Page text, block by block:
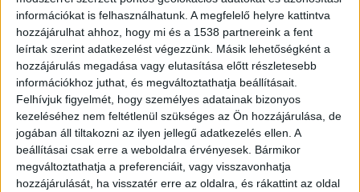
információkat is felhasználhatunk. A megfelelő helyre kattintva
hozzájárulhat ahhoz, hogy mi és a 1538 partnereink a fent
leírtak szerint adatkezelést végezzünk. Másik lehetőségként a
hozzájárulás megadása vagy elutasítása előtt részletesebb
információkhoz juthat, és megváltoztathatja beállításait.
Felhívjuk figyelmét, hogy személyes adatainak bizonyos
kezeléséhez nem feltétlenül szükséges az Ön hozzájárulása, de
jogában áll tiltakozni az ilyen jellegű adatkezelés ellen. A
beállításai csak erre a weboldalra érvényesek. Bármikor
megváltoztathatja a preferenciáit, vagy visszavonhatja
hozzájárulását, ha visszatér erre az oldalra, és rákattint az oldal
Rendőrkapitányságon rongálás miatt kezdtek
nyomozni, és számos bizonyítékot gyűjtöttek
össze. Ennek eredményeként a látókörükbe
került egy segesdi fiatal, aki összefüggésbe
hozható a bűncselekmény elkövetésével.A
Kékvillogó legfrissebb híreit ide kattintva éred el!
A Facebookon már 341 ezernél is többen
követnek minket.